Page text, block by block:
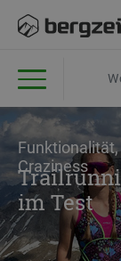
Craziness
im Test